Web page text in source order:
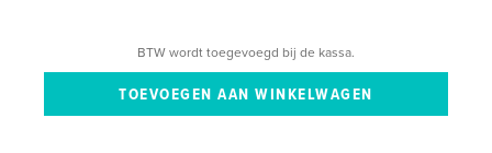
BTW wordt toegevoegd bij de kassa.